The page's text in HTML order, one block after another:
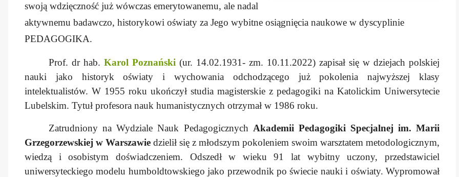
swoją wdzięczność już wówczas emerytowanemu, ale nadal
aktywnemu badawczo, historykowi oświaty za Jego wybitne osiągnięcia naukowe w dyscyplinie
PEDAGOGIKA.
Prof. dr hab.Karol Poznański (ur. 14.02.1931- zm. 10.11.2022) zapisał się w dziejach polskiej
nauki jako historyk oświaty i wychowania odchodzącego już pokolenia najwyższej klasy
intelektualistów. W 1955 roku ukończył studia magisterskie z pedagogiki na Katolickim Uniwersytecie
Lubelskim. Tytuł profesora nauk humanistycznych otrzymał w 1986 roku.
Zatrudniony na Wydziale Nauk Pedagogicznych Akademii Pedagogiki Specjalnej im. Marii
Grzegorzewskiej w Warszawie dzielił się z młodszym pokoleniem swoim warsztatem metodologicznym,
wiedzą i osobistym doświadczeniem. Odszedł w wieku 91 lat wybitny uczony, przedstawiciel
uniwersyteckiego modelu humboldtowskiego jako przewodnik po świecie nauki i oświaty. Wypromował